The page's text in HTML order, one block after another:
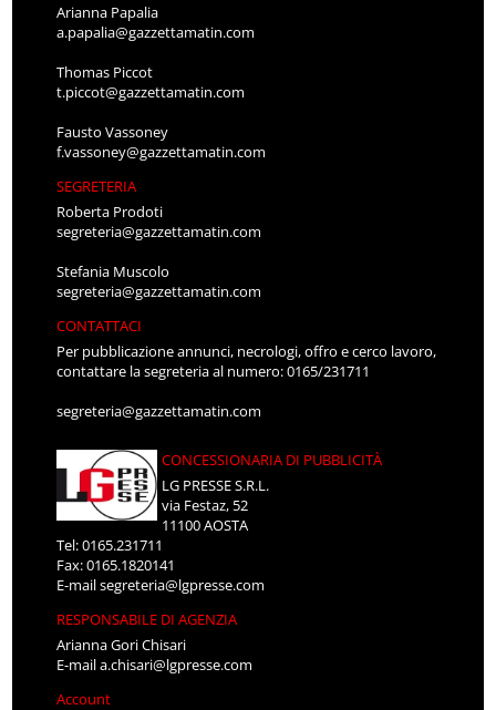
Arianna Papalia
a.papalia@gazzettamatin.com
Thomas Piccot
t.piccot@gazzettamatin.com
Fausto Vassoney
f.vassoney@gazzettamatin.com
SEGRETERIA
Roberta Prodoti
segreteria@gazzettamatin.com
Stefania Muscolo
segreteria@gazzettamatin.com
CONTATTACI
Per pubblicazione annunci, necrologi, offro e cerco lavoro,
contattare la segreteria al numero: 0165/231711
segreteria@gazzettamatin.com
CONCESSIONARIA DI PUBBLICITÀ
LG PRESSE S.R.L.
via Festaz, 52
11100 AOSTA
Tel: 0165.231711
Fax: 0165.1820141
E-mailsegreteria@lgpresse.com
RESPONSABILE DI AGENZIA
Arianna Gori Chisari
E-maila.chisari@lgpresse.com
Account